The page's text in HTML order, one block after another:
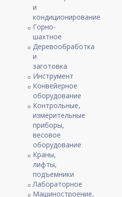
и
кондиционирование
Горно-
шахтное
Деревообработка
и
заготовка
Инструмент
Конвейерное
оборудование
Контрольные,
измерительные
приборы,
весовое
оборудование
Краны,
лифты,
подъемники
Лабораторное
Машиностроение,